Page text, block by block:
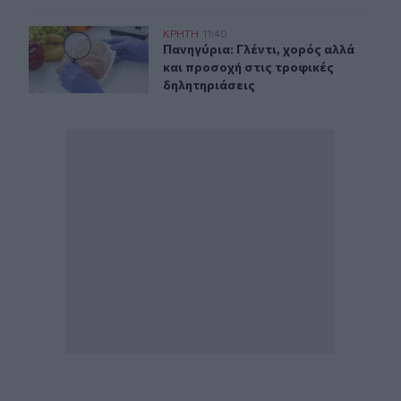
Πανηγύρια: Γλέντι, χορός αλλά και προσοχή στις
ΚΡΗΤΗ 11:40
Πανηγύρια: Γλέντι, χορός αλλά
Πανηγύρια: Γλέντι, χορός αλλά
και προσοχή στις τροφικές
δηλητηριάσεις